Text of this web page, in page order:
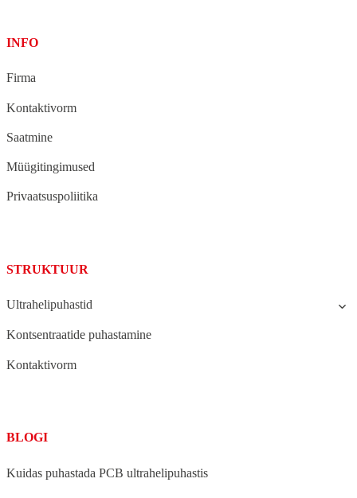
INFO
Firma
Kontaktivorm
Saatmine
Müügitingimused
Privaatsuspoliitika
STRUKTUUR
Ultrahelipuhastid
Kontsentraatide puhastamine
Kontaktivorm
BLOGI
Kuidas puhastada PCB ultrahelipuhastis